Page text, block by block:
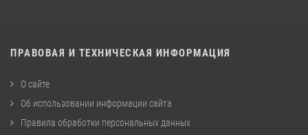
ПРАВОВАЯ И ТЕХНИЧЕСКАЯ ИНФОРМАЦИЯ
О сайте
Об использовании информации сайта
Правила обработки персональных данных